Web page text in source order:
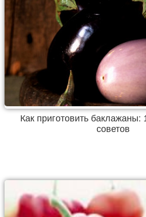
Как приготовить баклажаны:
советов